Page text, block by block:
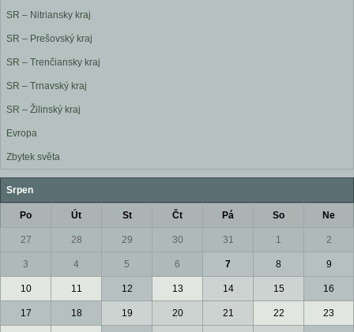
SR – Nitriansky kraj
SR – Prešovský kraj
SR – Trenčiansky kraj
SR – Trnavský kraj
SR – Žilinský kraj
Evropa
Zbytek světa
Srpen
Po Út St Čt Pá So Ne
27 28 29 30 31 1 2
3 4 5 6 7 8 9
10 11 12 13 14 15 16
17 18 19 20 21 22 23